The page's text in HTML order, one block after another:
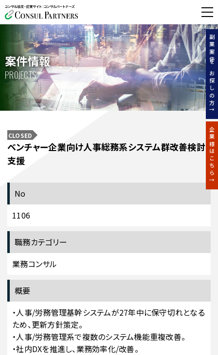
無料相談する
副業案件をお探しの方↑
企業様はこちら↑
案件情報
PROJECTS
CLOSED
ベンチャー企業向け人事総務系システム群改善検討
支援
No
1106
職務カテゴリー
業務コンサル
概要
・人事/労務管理基幹システムが27年中に保守切れとなる
ため、更新方針策定。
・人事/労務管理系で複数のシステム機能重複改善。
・社内DXを推進し、業務効率化/改善。